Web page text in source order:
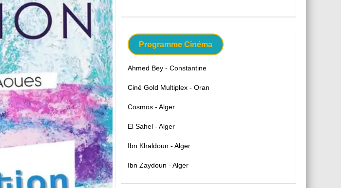
Programme Cinéma
Ahmed Bey - Constantine
Ciné Gold Multiplex - Oran
Cosmos - Alger
El Sahel - Alger
Ibn Khaldoun - Alger
Ibn Zaydoun - Alger